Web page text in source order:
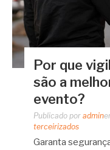
Por que
são a
evento?
Publicado por admin
terceirizados
Garanta